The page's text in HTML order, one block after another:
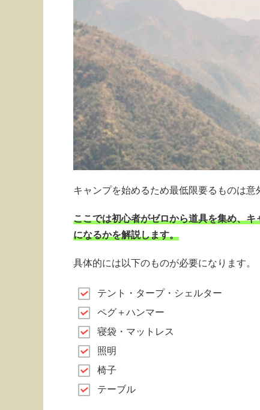
キャンプを始めるため最低限要るものは意
ここでは初心者がゼロから道具を集め、
になるかを解説します。
具体的には以下のものが必要になります。
テント・タープ・シェルター
ペグ＋ハンマー
寝袋・マットレス
照明
椅子
テーブル